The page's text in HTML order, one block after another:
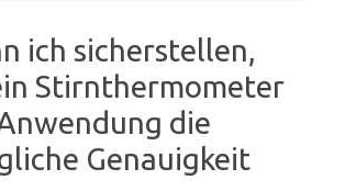
ich sicherstellen,
Stirnthermometer
die
Genauigkeit